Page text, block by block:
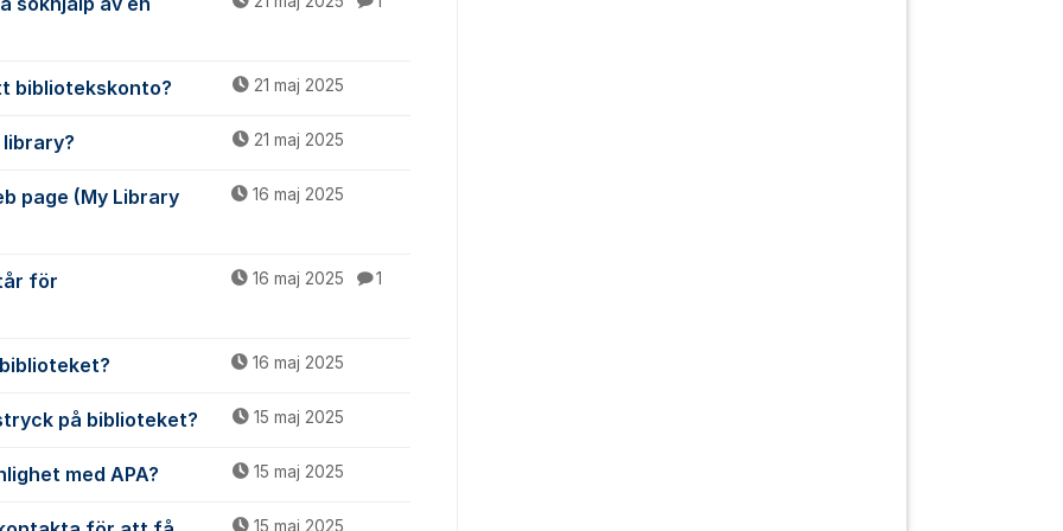
bibliotekskonto? 21 maj 2025
21 maj 2025
page (My Library 16 maj 2025
för 16 maj 2025 1
16 maj 2025
på biblioteket? 15 maj 2025
med APA? 15 maj 2025
15 maj 2025